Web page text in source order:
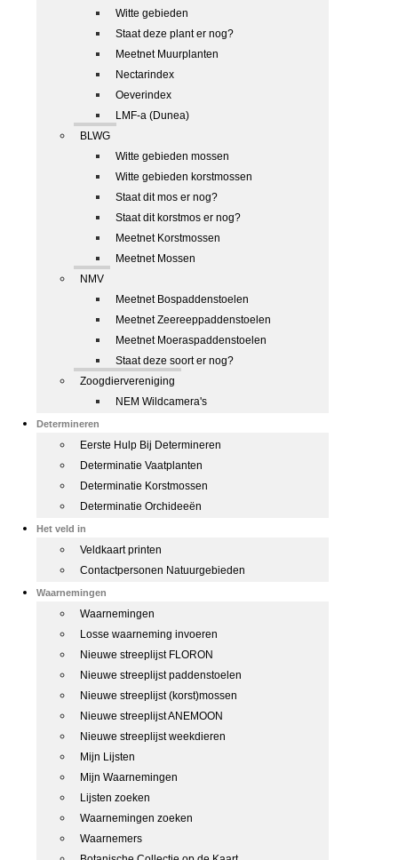
Witte gebieden
Staat deze plant er nog?
Meetnet Muurplanten
Nectarindex
Oeverindex
LMF-a (Dunea)
BLWG
Witte gebieden mossen
Witte gebieden korstmossen
Staat dit mos er nog?
Staat dit korstmos er nog?
Meetnet Korstmossen
Meetnet Mossen
NMV
Meetnet Bospaddenstoelen
Meetnet Zeereeppaddenstoelen
Meetnet Moeraspaddenstoelen
Staat deze soort er nog?
Zoogdiervereniging
NEM Wildcamera's
Determineren
Eerste Hulp Bij Determineren
Determinatie Vaatplanten
Determinatie Korstmossen
Determinatie Orchideeën
Het veld in
Veldkaart printen
Contactpersonen Natuurgebieden
Waarnemingen
Waarnemingen
Losse waarneming invoeren
Nieuwe streeplijst FLORON
Nieuwe streeplijst paddenstoelen
Nieuwe streeplijst (korst)mossen
Nieuwe streeplijst ANEMOON
Nieuwe streeplijst weekdieren
Mijn Lijsten
Mijn Waarnemingen
Lijsten zoeken
Waarnemingen zoeken
Waarnemers